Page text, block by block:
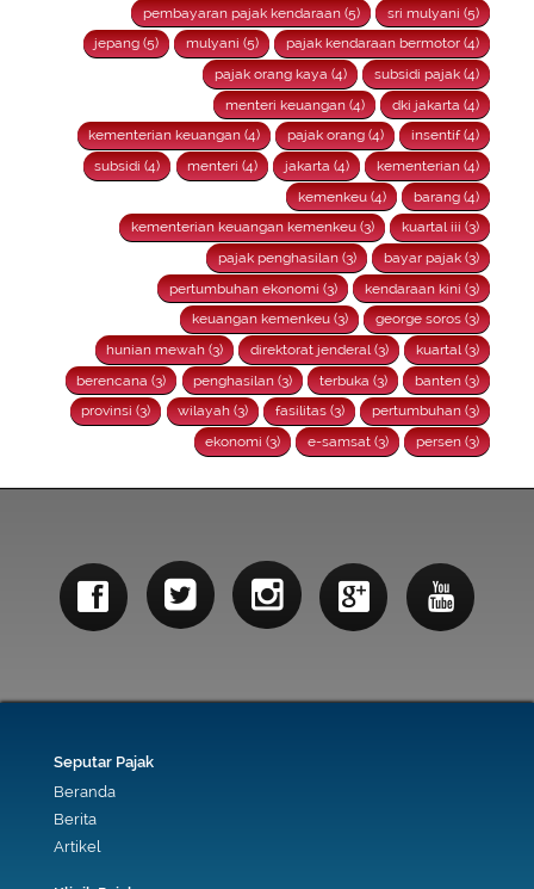
pembayaran pajak kendaraan (5)
sri mulyani (5)
jepang (5)
mulyani (5)
pajak kendaraan bermotor (4)
pajak orang kaya (4)
subsidi pajak (4)
menteri keuangan (4)
dki jakarta (4)
kementerian keuangan (4)
pajak orang (4)
insentif (4)
subsidi (4)
menteri (4) jakarta (4)
kementerian (4)
kemenkeu (4)
barang (4)
kementerian keuangan kemenkeu (3)
kuartal iii (3)
pajak penghasilan (3)
bayar pajak (3)
pertumbuhan ekonomi (3)
kendaraan kini (3)
keuangan kemenkeu (3)
george soros (3)
hunian mewah (3)
direktorat jenderal (3)
kuartal (3)
berencana (3)
penghasilan (3) terbuka (3)
banten (3)
provinsi (3)
wilayah (3) fasilitas (3)
pertumbuhan (3)
ekonomi (3)
e-samsat (3) persen (3)
Seputar Pajak
Beranda
Berita
Artikel